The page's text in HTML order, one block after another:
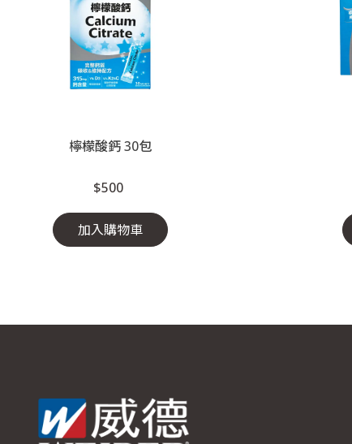
檸檬酸鈣 30包
$500
加入購物車